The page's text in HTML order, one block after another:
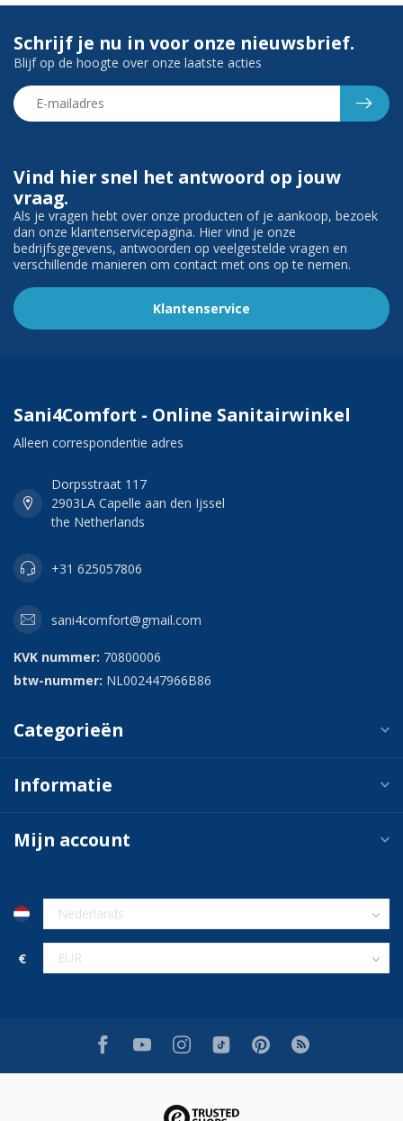
Vind hier snel het antwoord op jouw
vraag.
Als je vragen hebt over onze producten of je aankoop, bezoek
dan onze klantenservicepagina. Hier vind je onze
bedrijfsgegevens, antwoorden op veelgestelde vragen en
verschillende manieren om contact met ons op te nemen.
Klantenservice
Schrijf je nu in voor onze nieuwsbrief.
Blijf op de hoogte over onze laatste acties
Sani4Comfort - Online Sanitairwinkel
Alleen correspondentie adres
Dorpsstraat 117
2903LA Capelle aan den Ijssel
the Netherlands
+31 625057806
sani4comfort@gmail.com
KVK nummer: 70800006
btw-nummer: NL002447966B86
Categorieën
Informatie
Mijn account
€